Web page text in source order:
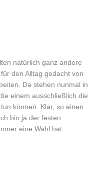
natürlich ganz andere
den Alltag gedacht von
Da stehen nunmal in
einem ausschließlich die
können. Klar, so einen
bin ja der festen
eine Wahl hat …